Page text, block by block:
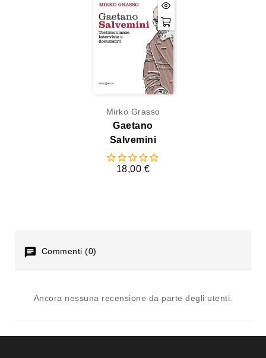
Mirko Grasso
Gaetano
Salvemini
18,00 €
Commenti (0)
Ancora nessuna recensione da parte degli utenti.